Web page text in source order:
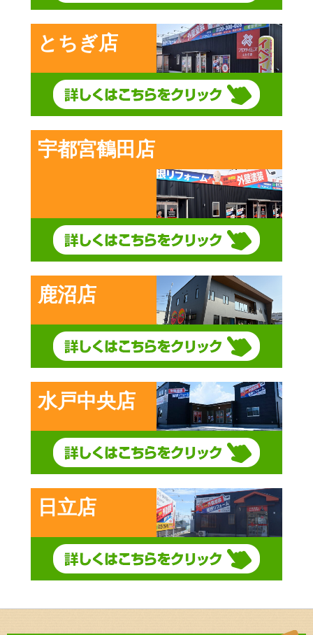
とちぎ店
宇都宮鶴田店
鹿沼店
水戸中央店
日立店